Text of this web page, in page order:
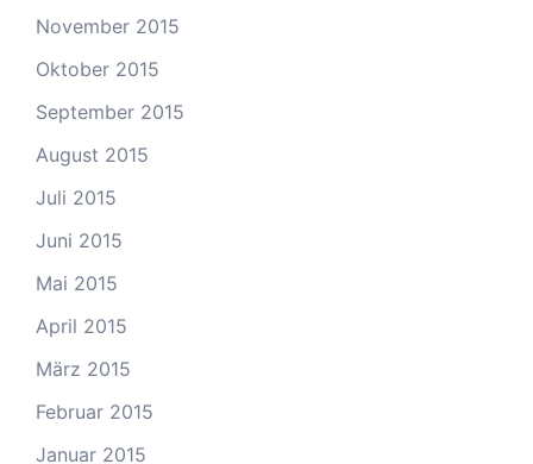
November 2015
Oktober 2015
September 2015
August 2015
Juli 2015
Juni 2015
Mai 2015
April 2015
März 2015
Februar 2015
Januar 2015